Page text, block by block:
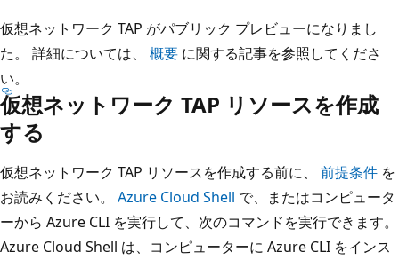
仮想ネットワーク TAP がパブリック プレビューになりまし
た。 詳細については、 概要 に関する記事を参照してくださ
い。
仮想ネットワーク TAP リソースを作成
する
仮想ネットワーク TAP リソースを作成する前に、 前提条件 を
お読みください。 Azure Cloud Shell で、またはコンピュータ
ーから Azure CLI を実行して、次のコマンドを実行できます。
Azure Cloud Shell は、コンピューターに Azure CLI をインス